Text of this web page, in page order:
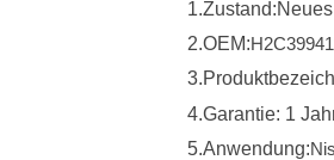
1.Zustand:Neues
2.OEM:
3.
4.Garantie: 1
5.Anwendung: